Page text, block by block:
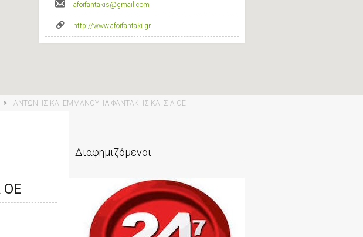
afoifantakis@gmail.com
http://www.afoifantaki.gr
ΑΝΤΩΝΗΣ ΚΑΙ ΕΜΜΑΝΟΥΗΛ ΦΑΝΤΑΚΗΣ ΚΑΙ ΣΙΑ ΟΕ
ΟΕ
Διαφημιζόμενοι